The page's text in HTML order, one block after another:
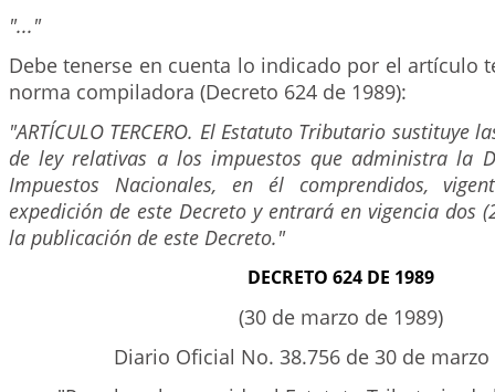
"..."
Debe tenerse en cuenta lo indicado por el artículo
norma compiladora (Decreto 624 de 1989):
"ARTÍCULO TERCERO. El Estatuto Tributario sustituye
de ley relativas a los impuestos que administra la
Impuestos Nacionales, en él comprendidos,
expedición de este Decreto y entrará en vigencia dos
la publicación de este Decreto."
DECRETO 624 DE 1989
(30 de marzo de 1989)
Diario Oficial No. 38.756 de 30 de marzo